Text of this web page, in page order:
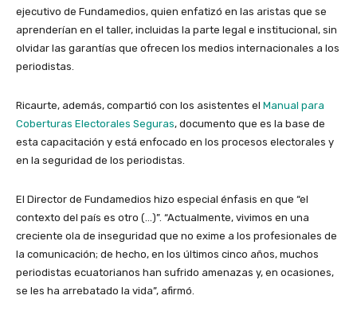
ejecutivo de Fundamedios, quien enfatizó en las aristas que se
aprenderían en el taller, incluidas la parte legal e institucional, sin
olvidar las garantías que ofrecen los medios internacionales a los
periodistas.
Ricaurte, además, compartió con los asistentes el Manual para
Coberturas Electorales Seguras, documento que es la base de
esta capacitación y está enfocado en los procesos electorales y
en la seguridad de los periodistas.
El Director de Fundamedios hizo especial énfasis en que “el
contexto del país es otro (…)”. “Actualmente, vivimos en una
creciente ola de inseguridad que no exime a los profesionales de
la comunicación; de hecho, en los últimos cinco años, muchos
periodistas ecuatorianos han sufrido amenazas y, en ocasiones,
se les ha arrebatado la vida”, afirmó.